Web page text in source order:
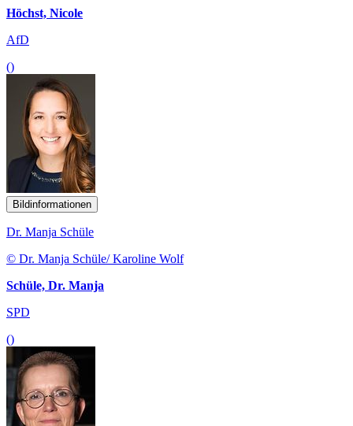
Höchst, Nicole
AfD
()
Bildinformationen
Dr. Manja Schüle
© Dr. Manja Schüle/ Karoline Wolf
Schüle, Dr. Manja
SPD
()